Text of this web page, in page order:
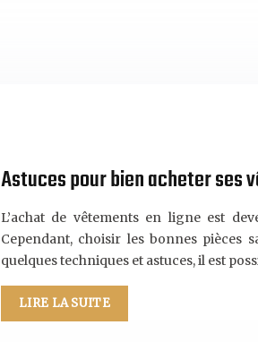
Astuces pour bien acheter ses
L’achat de vêtements en ligne est
Cependant, choisir les bonnes pièces
quelques techniques et astuces, il est
LIRE LA SUITE